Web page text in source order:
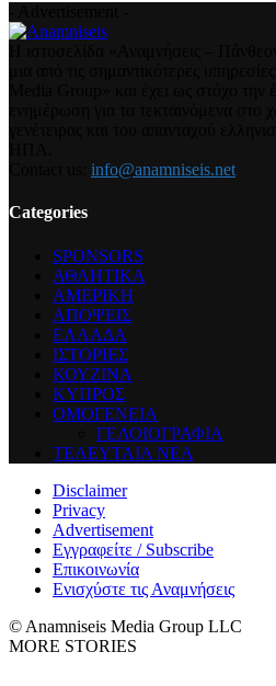
info@anamniseis.net
Categories
SPONSORS
ΑΘΛΗΤΙΚΑ
ΑΜΕΡΙΚΗ
ΑΠΟΨΕΙΣ
ΕΛΛΑΔΑ
ΙΣΤΟΡΙΕΣ
ΚΟΥΖΙΝΑ
ΚΥΠΡΟΣ
ΟΜΟΓΕΝΕΙΑ
ΓΕΛΟΙΟΓΡΑΦΙΑ
ΤΕΛΕΥΤΑΙΑ ΝΕΑ
Disclaimer
Privacy
Advertisement
Εγγραφείτε / Subscribe
Επικοινωνία
Ενισχύστε τις Αναμνήσεις
© Anamniseis Media Group LLC
MORE STORIES